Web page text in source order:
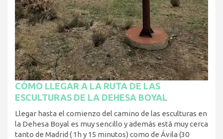
CÓMO LLEGAR A LA RUTA DE LAS
ESCULTURAS DE LA DEHESA BOYAL
Llegar hasta el comienzo del camino de las esculturas en
la Dehesa Boyal es muy sencillo y además está muy cerca
tanto de Madrid ( 1h y 15 minutos) como de Ávila (30